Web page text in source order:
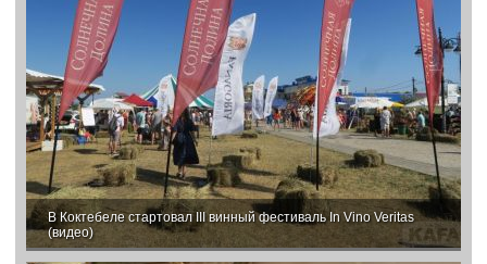
В Коктебеле стартовал III винный фестиваль In Vino Veritas
(видео)